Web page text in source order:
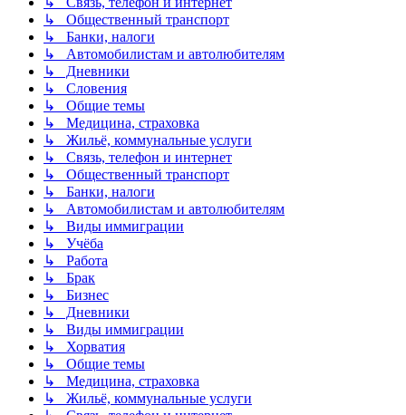
↳ Общественный транспорт
↳ Банки, налоги
↳ Автомобилистам и автолюбителям
↳ Дневники
↳ Словения
↳ Общие темы
↳ Медицина, страховка
↳ Жильё, коммунальные услуги
↳ Связь, телефон и интернет
↳ Общественный транспорт
↳ Банки, налоги
↳ Автомобилистам и автолюбителям
↳ Виды иммиграции
↳ Учёба
↳ Работа
↳ Брак
↳ Бизнес
↳ Дневники
↳ Виды иммиграции
↳ Хорватия
↳ Общие темы
↳ Медицина, страховка
↳ Жильё, коммунальные услуги